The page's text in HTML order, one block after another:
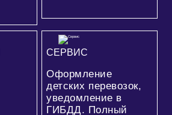
СЕРВИС
Оформление
детских перевозок,
уведомление в
ГИБДД. Полный